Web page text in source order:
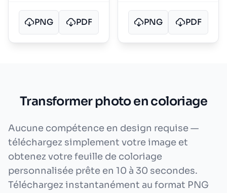
PNG PDF PNG PDF
Transformer photo en coloriage
Aucune compétence en design requise —
téléchargez simplement votre image et
obtenez votre feuille de coloriage
personnalisée prête en 10 à 30 secondes.
Téléchargez instantanément au format PNG